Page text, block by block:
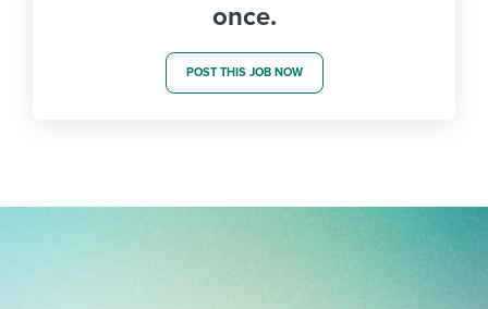
once.
POST THIS JOB NOW